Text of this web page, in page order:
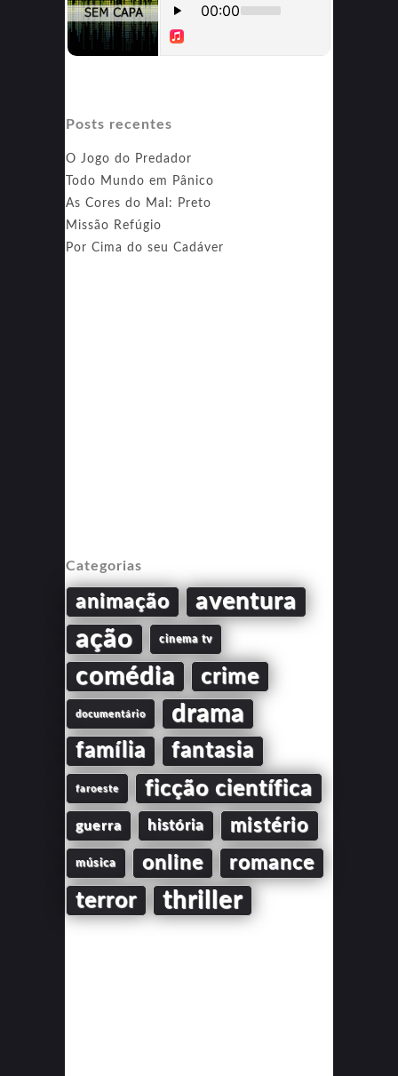
1
Posts recentes
O Jogo do Predador
Todo Mundo em Pânico
As Cores do Mal: Preto
Missão Refúgio
Por Cima do seu Cadáver
Categorias
animação aventura
ação cinema tv
comédia crime
documentário drama
família fantasia
faroeste ficção científica
guerra história mistério
música online romance
terror thriller